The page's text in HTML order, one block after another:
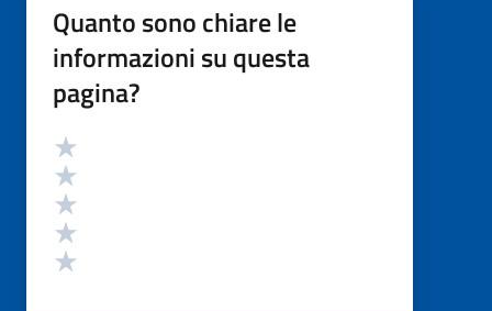
Quanto sono chiare le
informazioni su questa
pagina?
Valutazione